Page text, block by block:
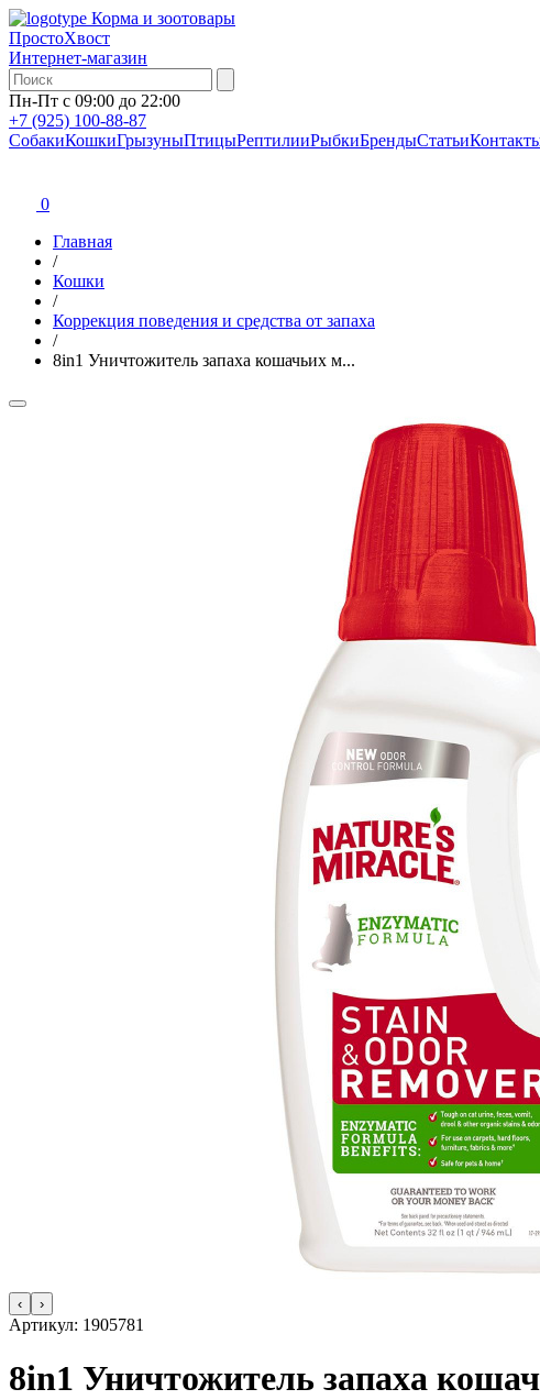
Корма и зоотовары
ПростоХвост
Интернет-магазин
Пн-Пт с 09:00 до 22:00
+7 (925) 100-88-87
СобакиКошкиГрызуныПтицыРептилииРыбкиБрендыСтатьи
0
Главная
/
Кошки
/
Коррекция поведения и средства от запаха
/
8in1 Уничтожитель запаха кошачьих м...
‹ ›
Артикул: 1905781
8in1 Уничтожитель запаха